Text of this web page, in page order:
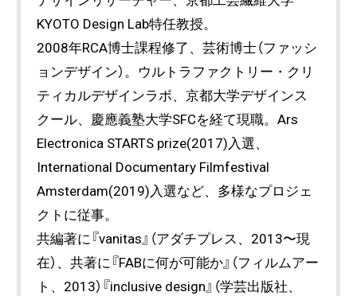
KYOTO Design Lab特任教授。
2008年RCA博士課程修了、芸術博士（ファッシ
ョンデザイン）。ウルトラファクトリー・クリ
ティカルデザインラボ、京都大学デザインス
クール、慶應義塾大学SFCを経て現職。Ars
Electronica STARTS prize(2017)入選、
International Documentary Filmfestival
Amsterdam(2019)入選など、多様なプロジェ
クトに従事。
共編著に『vanitas』（アダチプレス、2013〜現
在）、共著に『FABに何が可能か』（フィルムアー
ト、2013）『inclusive design』（学芸出版社、